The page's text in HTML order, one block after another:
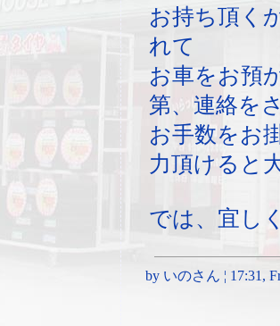
お持ち頂く
れて
お車をお預
第、連絡を
お手数をお
力頂けると
では、宜し
by いのさん ¦ 17:31,